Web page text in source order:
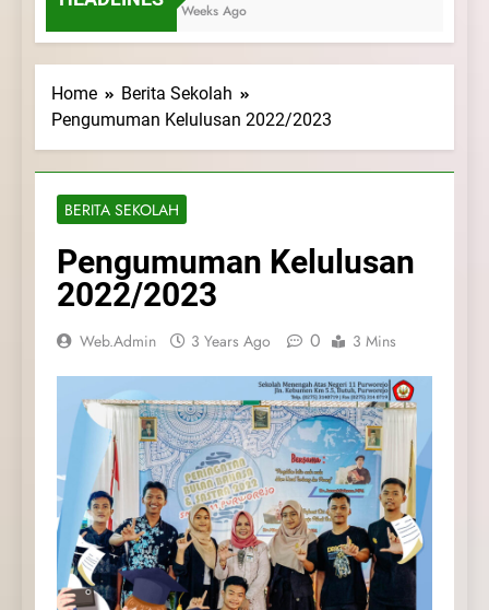
3 Weeks Ago
Home
Berita Sekolah
Pengumuman Kelulusan 2022/2023
BERITA SEKOLAH
Pengumuman Kelulusan
2022/2023
Web.admin 3 Years Ago 0 3 Mins